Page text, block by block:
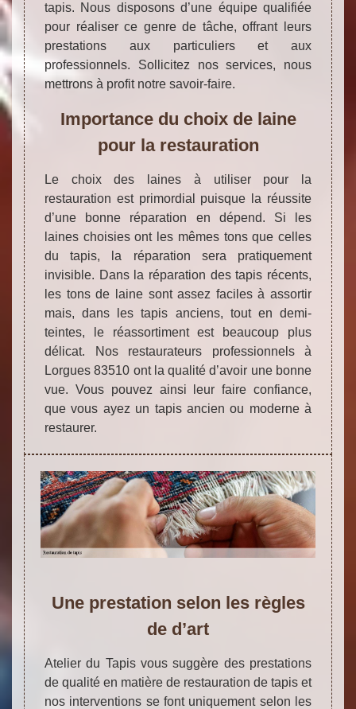
tapis. Nous disposons d’une équipe qualifiée
pour réaliser ce genre de tâche, offrant leurs
prestations aux particuliers et aux
professionnels. Sollicitez nos services, nous
mettrons à profit notre savoir-faire.
Importance du choix de laine
pour la restauration
Le choix des laines à utiliser pour la
restauration est primordial puisque la réussite
d’une bonne réparation en dépend. Si les
laines choisies ont les mêmes tons que celles
du tapis, la réparation sera pratiquement
invisible. Dans la réparation des tapis récents,
les tons de laine sont assez faciles à assortir
mais, dans les tapis anciens, tout en demi-
teintes, le réassortiment est beaucoup plus
délicat. Nos restaurateurs professionnels à
Lorgues 83510 ont la qualité d’avoir une bonne
vue. Vous pouvez ainsi leur faire confiance,
que vous ayez un tapis ancien ou moderne à
restaurer.
Une prestation selon les règles
de d’art
Atelier du Tapis vous suggère des prestations
de qualité en matière de restauration de tapis et
nos interventions se font uniquement selon les